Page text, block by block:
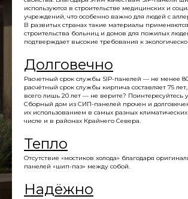
используются в строительстве медицинских и
учреждений, что особенно важно для людей с
В развитых странах такие материалы
строительства больниц и домов для пожилых
подтверждает высокие требования к
Долговечно
Расчетный срок службы SIP-панелей — не менее
расчётный срок службы кирпича составляет 75
всего лишь 20 лет — не верите? Поинтересуйтесь
Сборный дом из СИП-панелей прочен и
их использованием в самых разных
числе и в районах Крайнего Севера.
Тепло
Отсутствие «мостиков холода» благодаря
панелей «шип-паз» между собой.
Надёжно